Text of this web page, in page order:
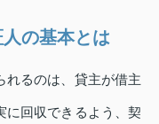
の基本とは
れるのは、貸主が借主
に回収できるよう、契